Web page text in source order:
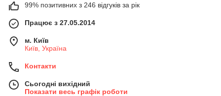
99% позитивних з 246 відгуків за рік
Працює з 27.05.2014
м. Київ
Київ, Україна
Контакти
Сьогодні вихідний
Показати весь графік роботи